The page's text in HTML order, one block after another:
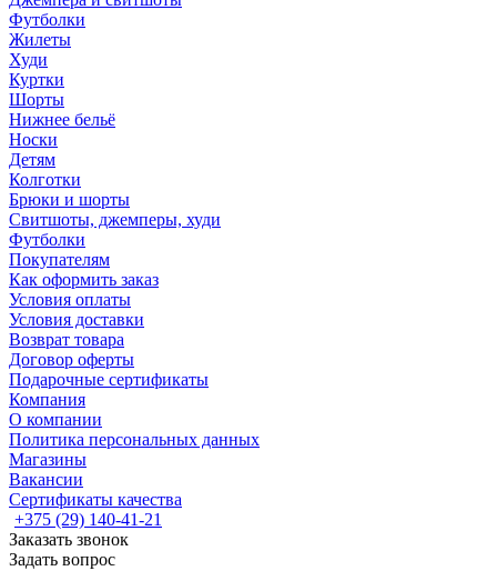
Футболки
Жилеты
Худи
Куртки
Шорты
Нижнее бельё
Носки
Детям
Колготки
Брюки и шорты
Свитшоты, джемперы, худи
Футболки
Покупателям
Как оформить заказ
Условия оплаты
Условия доставки
Возврат товара
Договор оферты
Подарочные сертификаты
Компания
О компании
Политика персональных данных
Магазины
Вакансии
Сертификаты качества
+375 (29) 140-41-21
Заказать звонок
Задать вопрос